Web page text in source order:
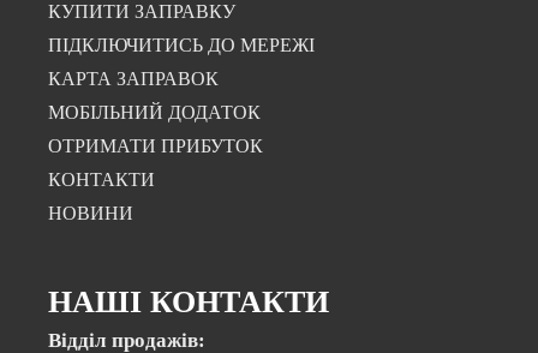
КУПИТИ ЗАПРАВКУ
ПІДКЛЮЧИТИСЬ ДО МЕРЕЖІ
КАРТА ЗАПРАВОК
МОБІЛЬНИЙ ДОДАТОК
ОТРИМАТИ ПРИБУТОК
КОНТАКТИ
НОВИНИ
НАШІ КОНТАКТИ
Відділ продажів: